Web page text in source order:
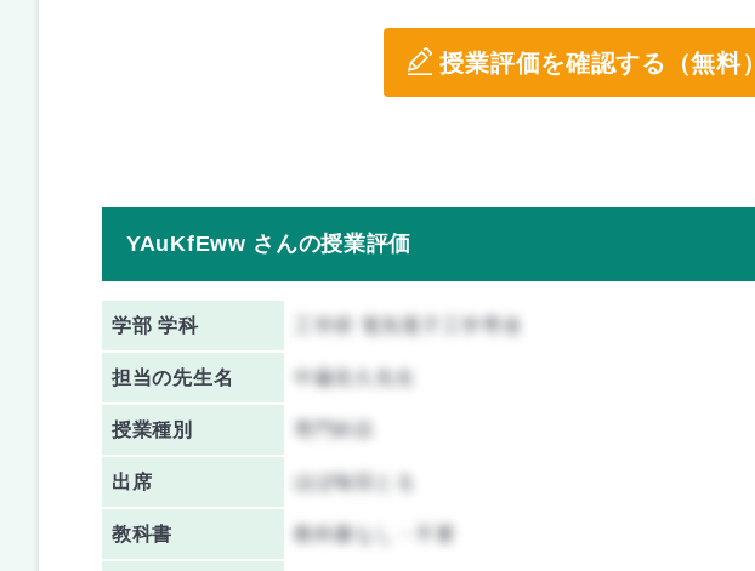
授業評価を確認する（無料）
YAuKfEww さんの授業評価
学部 学科
担当の先生名 中藤良久先生
授業種別 専門科目
出席 ほぼ毎回とる
教科書 教科書なし・不要